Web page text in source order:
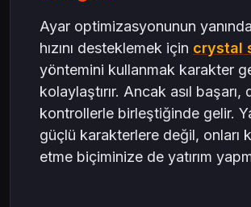
Ayar optimizasyonunun
hızını desteklemek için crystal
yöntemini kullanmak karakter
kolaylaştırır. Ancak asıl başarı,
kontrollerle birleştiğinde gelir.
güçlü karakterlere değil, onları
etme biçiminize de yatırım